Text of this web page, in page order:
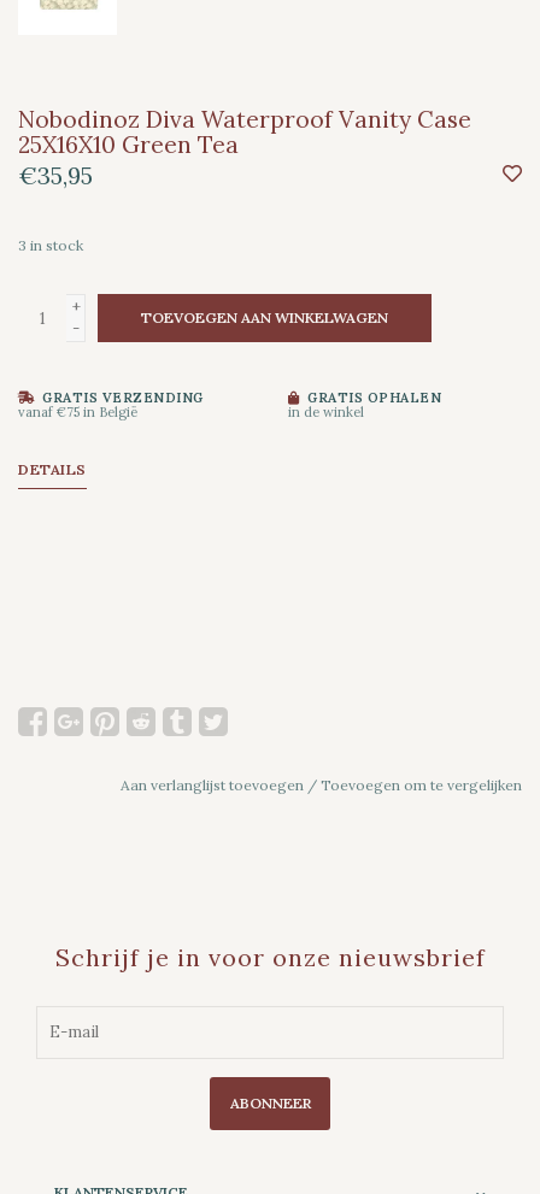
Nobodinoz Diva Waterproof Vanity Case
25X16X10 Green Tea
€35,95
3 in stock
+
-
TOEVOEGEN AAN WINKELWAGEN
GRATIS VERZENDING
vanaf €75 in België
GRATIS OPHALEN
in de winkel
DETAILS
Aan verlanglijst toevoegen / Toevoegen om te vergelijken
Schrijf je in voor onze nieuwsbrief
ABONNEER